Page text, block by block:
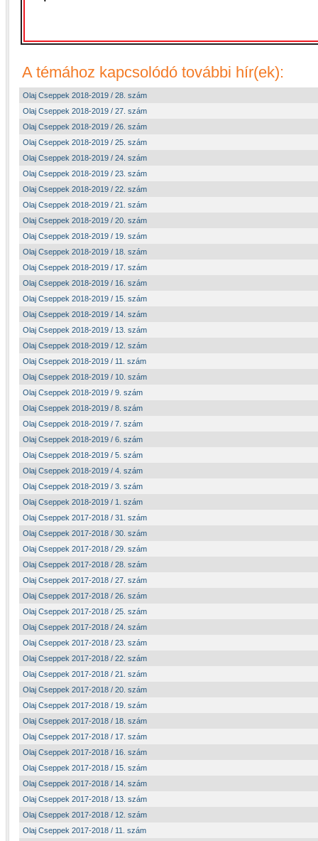
A témához kapcsolódó további hír(ek):
Olaj Cseppek 2018-2019 / 28. szám
Olaj Cseppek 2018-2019 / 27. szám
Olaj Cseppek 2018-2019 / 26. szám
Olaj Cseppek 2018-2019 / 25. szám
Olaj Cseppek 2018-2019 / 24. szám
Olaj Cseppek 2018-2019 / 23. szám
Olaj Cseppek 2018-2019 / 22. szám
Olaj Cseppek 2018-2019 / 21. szám
Olaj Cseppek 2018-2019 / 20. szám
Olaj Cseppek 2018-2019 / 19. szám
Olaj Cseppek 2018-2019 / 18. szám
Olaj Cseppek 2018-2019 / 17. szám
Olaj Cseppek 2018-2019 / 16. szám
Olaj Cseppek 2018-2019 / 15. szám
Olaj Cseppek 2018-2019 / 14. szám
Olaj Cseppek 2018-2019 / 13. szám
Olaj Cseppek 2018-2019 / 12. szám
Olaj Cseppek 2018-2019 / 11. szám
Olaj Cseppek 2018-2019 / 10. szám
Olaj Cseppek 2018-2019 / 9. szám
Olaj Cseppek 2018-2019 / 8. szám
Olaj Cseppek 2018-2019 / 7. szám
Olaj Cseppek 2018-2019 / 6. szám
Olaj Cseppek 2018-2019 / 5. szám
Olaj Cseppek 2018-2019 / 4. szám
Olaj Cseppek 2018-2019 / 3. szám
Olaj Cseppek 2018-2019 / 1. szám
Olaj Cseppek 2017-2018 / 31. szám
Olaj Cseppek 2017-2018 / 30. szám
Olaj Cseppek 2017-2018 / 29. szám
Olaj Cseppek 2017-2018 / 28. szám
Olaj Cseppek 2017-2018 / 27. szám
Olaj Cseppek 2017-2018 / 26. szám
Olaj Cseppek 2017-2018 / 25. szám
Olaj Cseppek 2017-2018 / 24. szám
Olaj Cseppek 2017-2018 / 23. szám
Olaj Cseppek 2017-2018 / 22. szám
Olaj Cseppek 2017-2018 / 21. szám
Olaj Cseppek 2017-2018 / 20. szám
Olaj Cseppek 2017-2018 / 19. szám
Olaj Cseppek 2017-2018 / 18. szám
Olaj Cseppek 2017-2018 / 17. szám
Olaj Cseppek 2017-2018 / 16. szám
Olaj Cseppek 2017-2018 / 15. szám
Olaj Cseppek 2017-2018 / 14. szám
Olaj Cseppek 2017-2018 / 13. szám
Olaj Cseppek 2017-2018 / 12. szám
Olaj Cseppek 2017-2018 / 11. szám